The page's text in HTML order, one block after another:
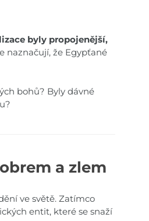
byly propojenější,
naznačují, že Egypťané
bohů? Byly dávné
a zlem
ve světě. Zatímco
entit, které se snaží